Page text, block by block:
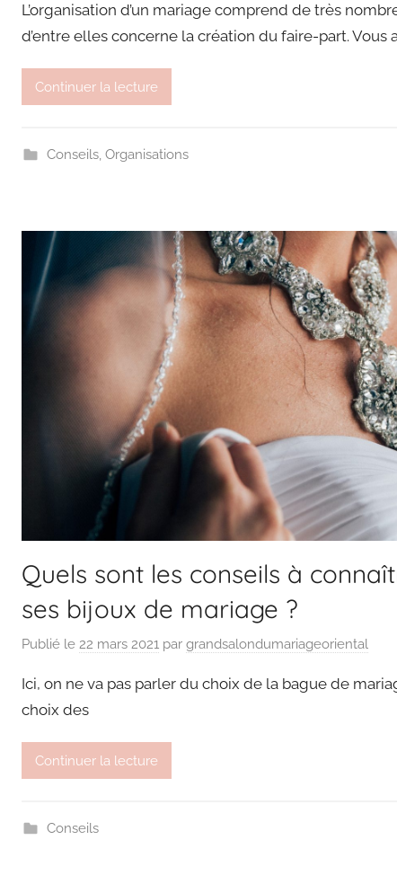
L’organisation d’un mariage comprend de très
d’entre elles concerne la création du faire-part. Vous
Continuer la lecture
Conseils, Organisations
Quels sont les conseils à
ses bijoux de mariage ?
Publié le 22 mars 2021 par grandsalondumariageoriental
Ici, on ne va pas parler du choix de la bague de
choix des
Continuer la lecture
Conseils